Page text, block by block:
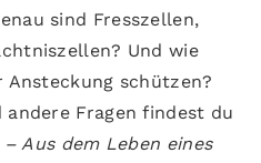
sind Fresszellen,
Und wie
schützen?
Fragen findest du
Aus dem Leben eines